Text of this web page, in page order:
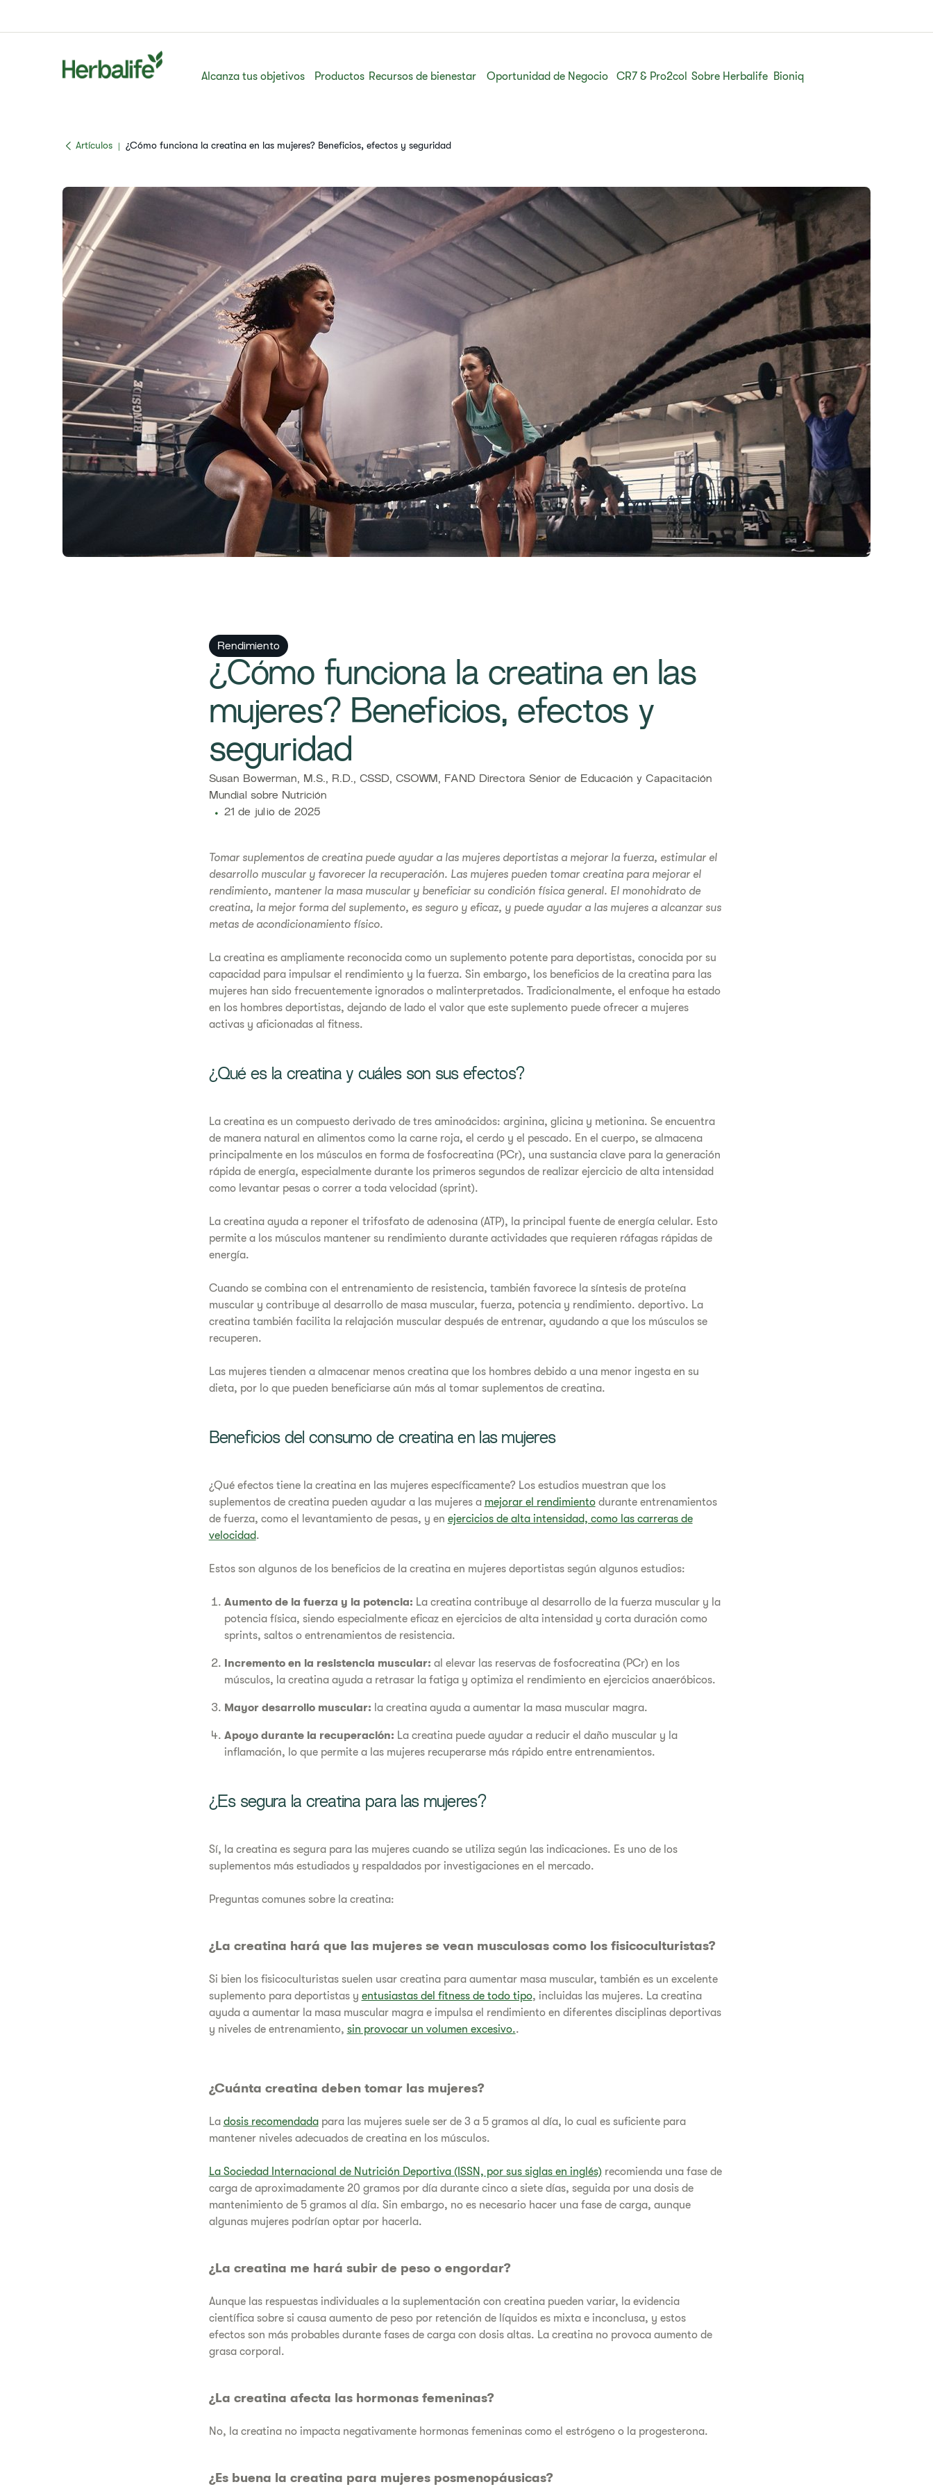
Alcanza tus objetivos Productos Recursos de bienestar Oportunidad de Negocio CR7 & Pro2col Sobre Herbalife Bioniq
​​Artículos​ | ¿Cómo funciona la creatina en las mujeres? Beneficios, efectos y seguridad
Rendimiento
¿Cómo funciona la creatina en las
mujeres? Beneficios, efectos y
seguridad
Susan Bowerman, M.S., R.D., CSSD, CSOWM, FAND Directora Sénior de Educación y Capacitación
Mundial sobre Nutrición
21 de julio de 2025
Tomar suplementos de creatina puede ayudar a las mujeres deportistas a mejorar la fuerza, estimular el
desarrollo muscular y favorecer la recuperación. Las mujeres pueden tomar creatina para mejorar el
rendimiento, mantener la masa muscular y beneficiar su condición física general. El monohidrato de
creatina, la mejor forma del suplemento, es seguro y eficaz, y puede ayudar a las mujeres a alcanzar sus
metas de acondicionamiento físico.
La creatina es ampliamente reconocida como un suplemento potente para deportistas, conocida por su
capacidad para impulsar el rendimiento y la fuerza. Sin embargo, los beneficios de la creatina para las
mujeres han sido frecuentemente ignorados o malinterpretados. Tradicionalmente, el enfoque ha estado
en los hombres deportistas, dejando de lado el valor que este suplemento puede ofrecer a mujeres
activas y aficionadas al fitness.
¿Qué es la creatina y cuáles son sus efectos?
La creatina es un compuesto derivado de tres aminoácidos: arginina, glicina y metionina. Se encuentra
de manera natural en alimentos como la carne roja, el cerdo y el pescado. En el cuerpo, se almacena
principalmente en los músculos en forma de fosfocreatina (PCr), una sustancia clave para la generación
rápida de energía, especialmente durante los primeros segundos de realizar ejercicio de alta intensidad
como levantar pesas o correr a toda velocidad (sprint).
La creatina ayuda a reponer el trifosfato de adenosina (ATP), la principal fuente de energía celular. Esto
permite a los músculos mantener su rendimiento durante actividades que requieren ráfagas rápidas de
energía.
Cuando se combina con el entrenamiento de resistencia, también favorece la síntesis de proteína
muscular y contribuye al desarrollo de masa muscular, fuerza, potencia y rendimiento. deportivo. La
creatina también facilita la relajación muscular después de entrenar, ayudando a que los músculos se
recuperen.
Las mujeres tienden a almacenar menos creatina que los hombres debido a una menor ingesta en su
dieta, por lo que pueden beneficiarse aún más al tomar suplementos de creatina.
Beneficios del consumo de creatina en las mujeres
¿Qué efectos tiene la creatina en las mujeres específicamente? Los estudios muestran que los
suplementos de creatina pueden ayudar a las mujeres a mejorar el rendimientodurante entrenamientos
de fuerza, como el levantamiento de pesas, y en ejercicios de alta intensidad, como las carreras de
velocidad.
Estos son algunos de los beneficios de la creatina en mujeres deportistas según algunos estudios:
Aumento de la fuerza y la potencia: La creatina contribuye al desarrollo de la fuerza muscular y la
potencia física, siendo especialmente eficaz en ejercicios de alta intensidad y corta duración como
sprints, saltos o entrenamientos de resistencia.
Incremento en la resistencia muscular: al elevar las reservas de fosfocreatina (PCr) en los
músculos, la creatina ayuda a retrasar la fatiga y optimiza el rendimiento en ejercicios anaeróbicos.
Mayor desarrollo muscular: la creatina ayuda a aumentar la masa muscular magra.
Apoyo durante la recuperación: La creatina puede ayudar a reducir el daño muscular y la
inflamación, lo que permite a las mujeres recuperarse más rápido entre entrenamientos.
¿Es segura la creatina para las mujeres?
Sí, la creatina es segura para las mujeres cuando se utiliza según las indicaciones. Es uno de los
suplementos más estudiados y respaldados por investigaciones en el mercado.
Preguntas comunes sobre la creatina:
¿La creatina hará que las mujeres se vean musculosas como los fisicoculturistas?
Si bien los fisicoculturistas suelen usar creatina para aumentar masa muscular, también es un excelente
suplemento para deportistas y entusiastas del fitness de todo tipo, incluidas las mujeres. La creatina
ayuda a aumentar la masa muscular magra e impulsa el rendimiento en diferentes disciplinas deportivas
y niveles de entrenamiento, sin provocar un volumen excesivo..
¿Cuánta creatina deben tomar las mujeres?
La dosis recomendadapara las mujeres suele ser de 3 a 5 gramos al día, lo cual es suficiente para
mantener niveles adecuados de creatina en los músculos.
La Sociedad Internacional de Nutrición Deportiva (ISSN, por sus siglas en inglés)recomienda una fase de
carga de aproximadamente 20 gramos por día durante cinco a siete días, seguida por una dosis de
mantenimiento de 5 gramos al día. Sin embargo, no es necesario hacer una fase de carga, aunque
algunas mujeres podrían optar por hacerla.
¿La creatina me hará subir de peso o engordar?
Aunque las respuestas individuales a la suplementación con creatina pueden variar, la evidencia
científica sobre si causa aumento de peso por retención de líquidos es mixta e inconclusa, y estos
efectos son más probables durante fases de carga con dosis altas. La creatina no provoca aumento de
grasa corporal.
¿La creatina afecta las hormonas femeninas?
No, la creatina no impacta negativamente hormonas femeninas como el estrógeno o la progesterona.
¿Es buena la creatina para mujeres posmenopáusicas?